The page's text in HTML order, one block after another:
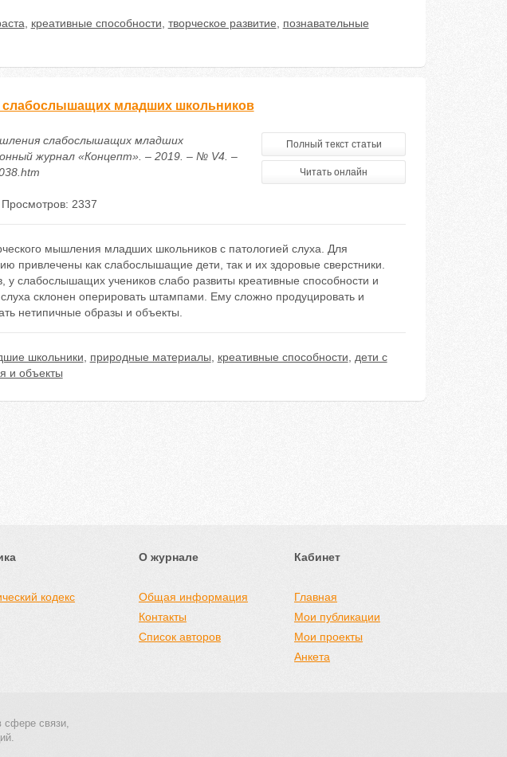
креативные способности творческое развитие
познавательные
слабослышащих младших школьников
слабослышащих младших
журнал «Концепт». – 2019. – № V4. –
Полный текст статьи
Читать онлайн
Просмотров: 2337
мышления младших школьников с патологией слуха. Для
привлечены как слабослышащие дети, так и их здоровые сверстники.
у слабослышащих учеников слабо развиты креативные способности и
склонен оперировать штампами. Ему сложно продуцировать и
нетипичные образы и объекты.
школьники природные материалы креативные способности
дети с
и объекты
кодекс
О журнале
Общая информация
Контакты
Список авторов
Кабинет
Главная
Мои публикации
Мои проекты
Анкета
сфере связи,